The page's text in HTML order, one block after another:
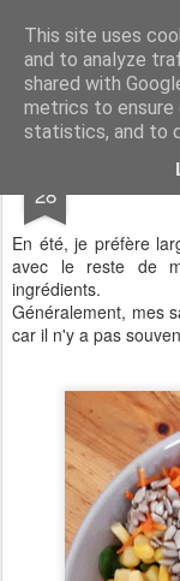
This site uses
and to analyze
shared with
metrics to ensure
statistics, and to
Aux papilles
28
En été, je préfère
avec le reste de
ingrédients.
Généralement, mes
car il n'y a pas